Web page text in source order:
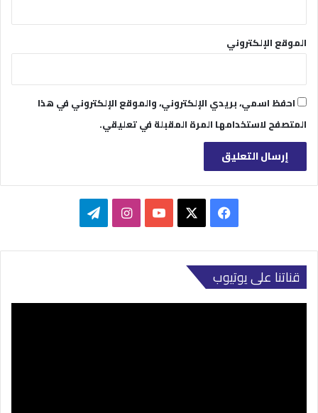
الموقع الإلكتروني
احفظ اسمي، بريدي الإلكتروني، والموقع الإلكتروني في هذا
المتصفح لاستخدامها المرة المقبلة في تعليقي.
فيسبوك ‫YouTubeانستقرامتيلقرام
قناتنا على يوتيوب